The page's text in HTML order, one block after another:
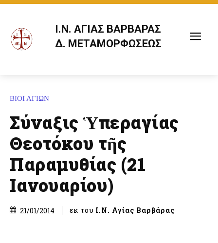
Ι.Ν. ΑΓΙΑΣ ΒΑΡΒΑΡΑΣ
Δ. ΜΕΤΑΜΟΡΦΩΣΕΩΣ
ΒΙΟΙ ΑΓΙΩΝ
Σύναξις Ὑπεραγίας
Θεοτόκου τῆς
Παραμυθίας (21
Ιανουαρίου)
21/01/2014 εκ του Ι.Ν. Αγίας Βαρβάρας